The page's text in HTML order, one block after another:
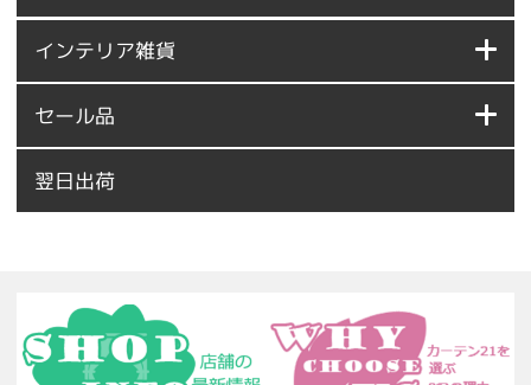
インテリア雑貨
セール品
翌日出荷